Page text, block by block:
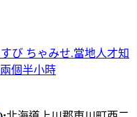
び ちゃみせ.當地人才知
個半小時